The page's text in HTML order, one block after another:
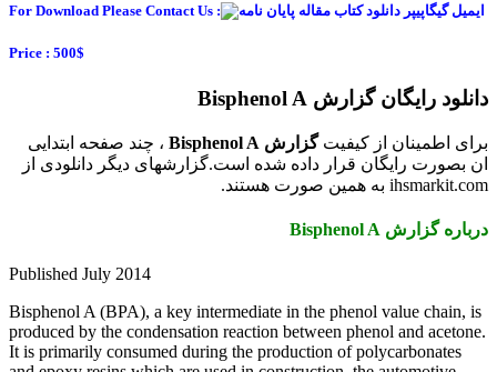
For
از
It is